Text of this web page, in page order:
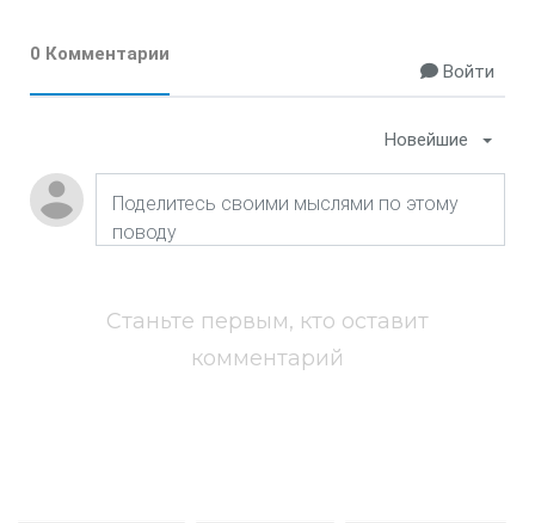
0 Комментарии
Войти
Новейшие
Станьте первым, кто оставит
комментарий